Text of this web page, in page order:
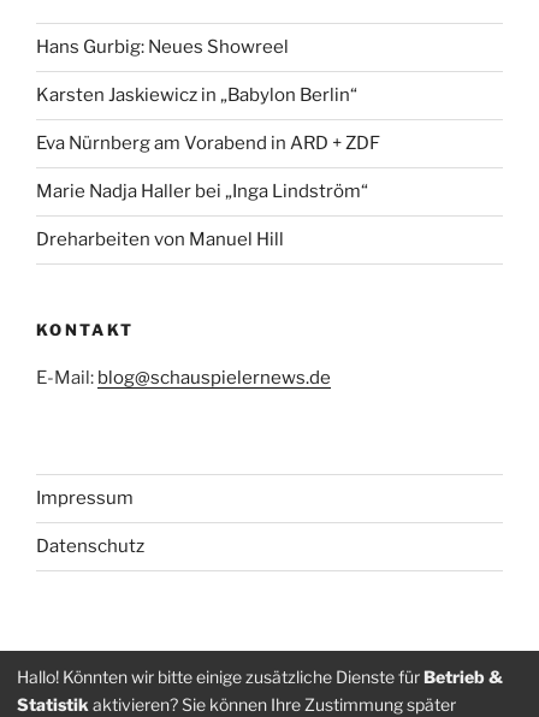
Hans Gurbig: Neues Showreel
Karsten Jaskiewicz in „Babylon Berlin“
Eva Nürnberg am Vorabend in ARD + ZDF
Marie Nadja Haller bei „Inga Lindström“
Dreharbeiten von Manuel Hill
KONTAKT
E-Mail: blog@schauspielernews.de
Impressum
Datenschutz
Folge
uns
Folge
uns
Hallo! Könnten wir bitte einige zusätzliche Dienste fürBetrieb &
Statistik aktivieren? Sie können Ihre Zustimmung später